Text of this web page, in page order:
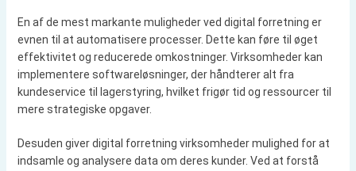
En af de mest markante muligheder ved digital forretning er
evnen til at automatisere processer. Dette kan føre til øget
effektivitet og reducerede omkostninger. Virksomheder kan
implementere softwareløsninger, der håndterer alt fra
kundeservice til lagerstyring, hvilket frigør tid og ressourcer til
mere strategiske opgaver.
Desuden giver digital forretning virksomheder mulighed for at
indsamle og analysere data om deres kunder. Ved at forstå